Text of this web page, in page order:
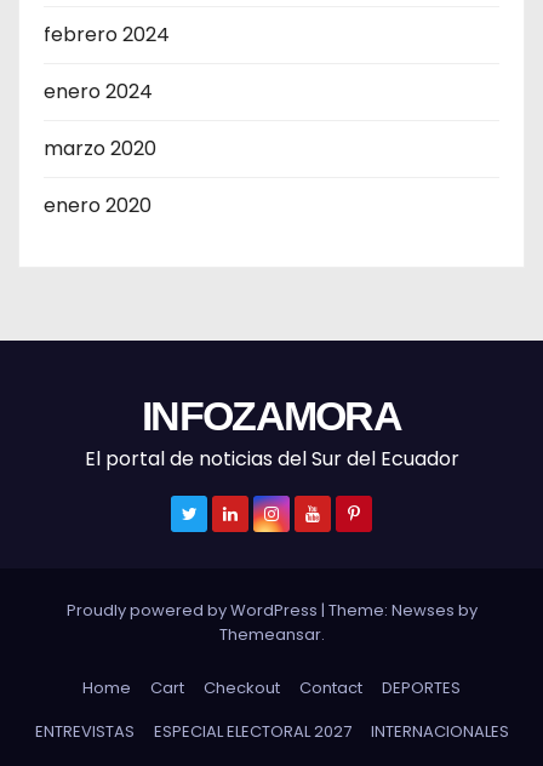
febrero 2024
enero 2024
marzo 2020
enero 2020
INFOZAMORA
El portal de noticias del Sur del Ecuador
Proudly powered by WordPress | Theme: Newses by
Themeansar.
Home Cart Checkout Contact
DEPORTES
ENTREVISTAS
ESPECIAL ELECTORAL 2027
INTERNACIONALES